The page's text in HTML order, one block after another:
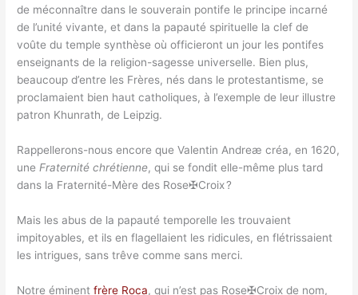
de méconnaître dans le souverain pontife le principe incarné
de l’unité vivante, et dans la papauté spirituelle la clef de
voûte du temple synthèse où officieront un jour les pontifes
enseignants de la religion-sagesse universelle. Bien plus,
beaucoup d’entre les Frères, nés dans le protestantisme, se
proclamaient bien haut catholiques, à l’exemple de leur illustre
patron Khunrath, de Leipzig.
Rappellerons-nous encore que Valentin Andreæ créa, en 1620,
uneFraternité chrétienne, qui se fondit elle-même plus tard
dans la Fraternité-Mère des Rose✠Croix ?
Mais les abus de la papauté temporelle les trouvaient
impitoyables, et ils en flagellaient les ridicules, en flétrissaient
les intrigues, sans trêve comme sans merci.
Notre éminentfrère Roca, qui n’est pas Rose✠Croix de nom,